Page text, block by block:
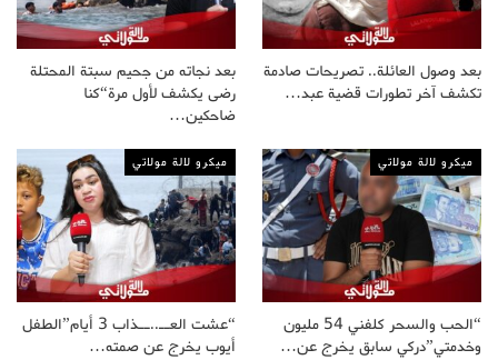
بعد وصول العائلة.. تصريحات صادمة
تكشف آخر تطورات قضية عبد…
بعد نجاته من جحيم سبتة المحتلة
رضى يكشف لأول مرة“كنا
ضاحكين…
ميكرو لالة مولاتي
“الحب والسحر كلفني 54 مليون
وخدمتي”دركي سابق يخرج عن…
ميكرو لالة مولاتي
“عشت العــ..ــذاب 3 أيام”الطفل
أيوب يخرج عن صمته…